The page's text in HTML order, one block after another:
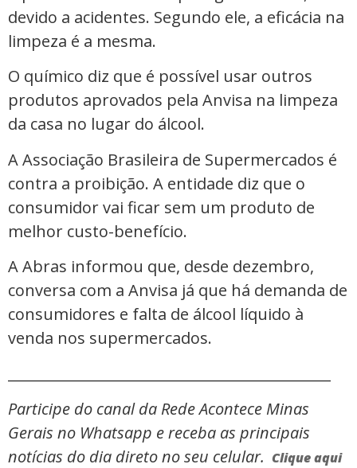
devido a acidentes. Segundo ele, a eficácia na
limpeza é a mesma.
O químico diz que é possível usar outros
produtos aprovados pela Anvisa na limpeza
da casa no lugar do álcool.
A Associação Brasileira de Supermercados é
contra a proibição. A entidade diz que o
consumidor vai ficar sem um produto de
melhor custo-benefício.
A Abras informou que, desde dezembro,
conversa com a Anvisa já que há demanda de
consumidores e falta de álcool líquido à
venda nos supermercados.
Participe do canal da Rede Acontece Minas
Gerais no Whatsapp e receba as principais
notícias do dia direto no seu celular. Clique aqui